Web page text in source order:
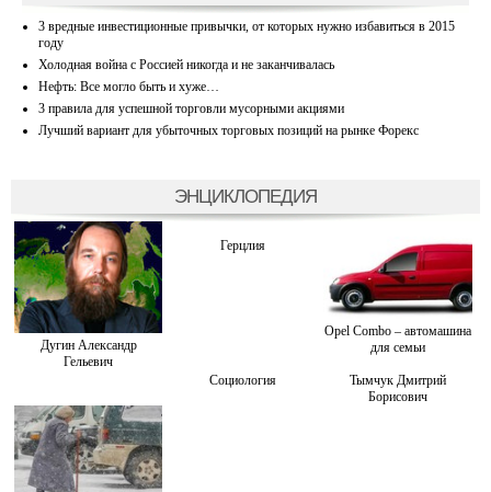
3 вредные инвестиционные привычки, от которых нужно избавиться в 2015
году
Холодная война с Россией никогда и не заканчивалась
Нефть: Все могло быть и хуже…
3 правила для успешной торговли мусорными акциями
Лучший вариант для убыточных торговых позиций на рынке Форекс
ЭНЦИКЛОПЕДИЯ
Дугин Александр
Гельевич
Герцлия
Opel Combo – автомашина
для семьи
Социология
Тымчук Дмитрий
Борисович